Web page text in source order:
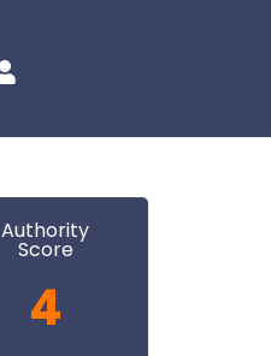
Authority
Score
4